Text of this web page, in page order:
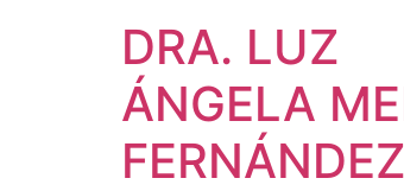
DRA. LUZ
ÁNGELA
FERNÁNDEZ